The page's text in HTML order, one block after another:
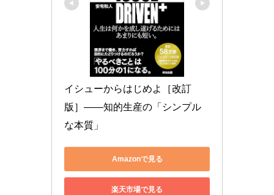
イシューからはじめよ［改訂
版］――知的生産の「シンプル
な本質」
Amazonで見る
楽天市場で見る